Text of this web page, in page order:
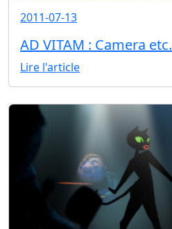
2011-07-13
AD VITAM : Camera etc.
Lire l'article